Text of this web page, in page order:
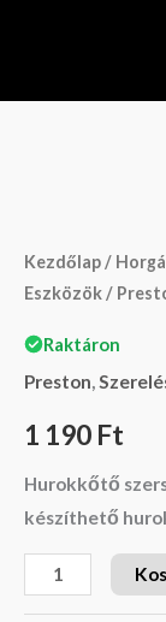
Kezdőlap/
Eszközök/
Raktáron
Preston,
1 190 Ft
Hurokkőtő
készíthető
Loop
Sizer